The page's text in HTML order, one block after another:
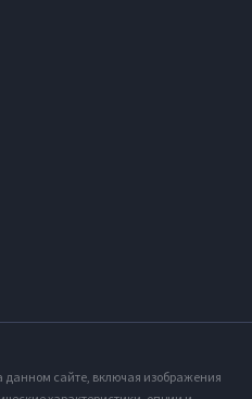
сайте, включая изображения